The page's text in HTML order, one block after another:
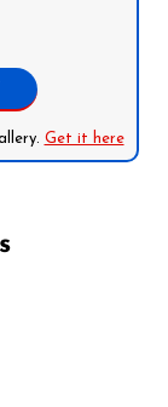
Get it here